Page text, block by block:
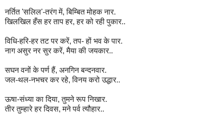
नर्तित 'सलिल'-तरंग में, बिम्बित मोहक नार.
खिलखिल हँस हर ताप हर, हर को रही पुकार..
विधि-हरि-हर तट पर करें, तप- हों भव के पार.
नाग असुर नर सुर करें, मैया की जयकार..
सघन वनों के पर्ण हैं, अनगिन बन्दनवार.
जल-थल-नभचर कर रहे, विनय करो उद्धार..
ऊषा-संध्या का दिया, तुमने रूप निखार.
तीर तुम्हारे हर दिवस, मने पर्व त्यौहार..